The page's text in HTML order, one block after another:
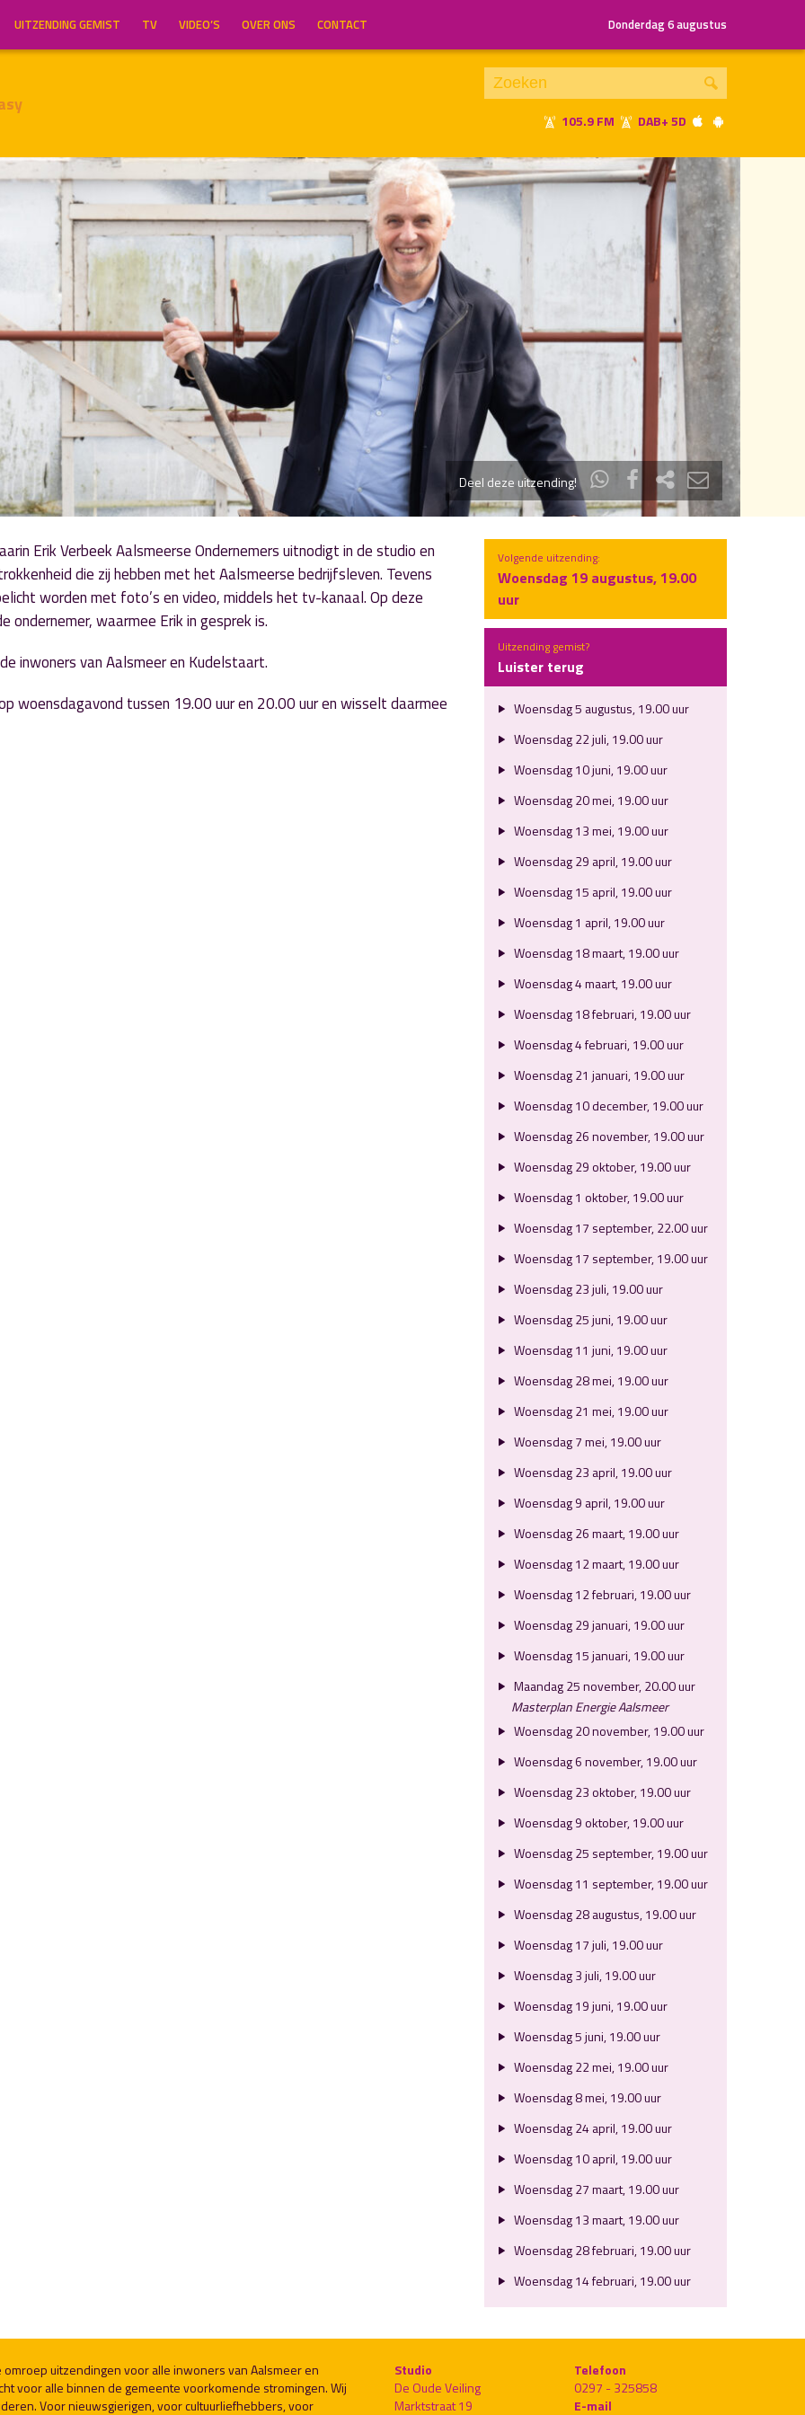
UITZENDING GEMIST TV VIDEO’S OVER ONS CONTACT Donderdag 6 augustus
105.9 FM DAB+ 5D
Je luistert nu naaruur 1 van 1
Volgend uur »
Deel deze uitzending!
Erik Verbeek Aalsmeerse Ondernemers uitnodigt in de studio en
die zij hebben met het Aalsmeerse bedrijfsleven. Tevens
worden met foto’s en video, middels het tv-kanaal. Op deze
ondernemer, waarmee Erik in gesprek is.
inwoners van Aalsmeer en Kudelstaart.
woensdagavond tussen 19.00 uur en 20.00 uur en wisselt daarmee
Volgende uitzending:
Woensdag 19 augustus, 19.00
uur
Uitzending gemist?
Luister terug
Woensdag 5 augustus, 19.00 uur
Woensdag 22 juli, 19.00 uur
Woensdag 10 juni, 19.00 uur
Woensdag 20 mei, 19.00 uur
Woensdag 13 mei, 19.00 uur
Woensdag 29 april, 19.00 uur
Woensdag 15 april, 19.00 uur
Woensdag 1 april, 19.00 uur
Woensdag 18 maart, 19.00 uur
Woensdag 4 maart, 19.00 uur
Woensdag 18 februari, 19.00 uur
Woensdag 4 februari, 19.00 uur
Woensdag 21 januari, 19.00 uur
Woensdag 10 december, 19.00 uur
Woensdag 26 november, 19.00 uur
Woensdag 29 oktober, 19.00 uur
Woensdag 1 oktober, 19.00 uur
Woensdag 17 september, 22.00 uur
Woensdag 17 september, 19.00 uur
Woensdag 23 juli, 19.00 uur
Woensdag 25 juni, 19.00 uur
Woensdag 11 juni, 19.00 uur
Woensdag 28 mei, 19.00 uur
Woensdag 21 mei, 19.00 uur
Woensdag 7 mei, 19.00 uur
Woensdag 23 april, 19.00 uur
Woensdag 9 april, 19.00 uur
Woensdag 26 maart, 19.00 uur
Woensdag 12 maart, 19.00 uur
Woensdag 12 februari, 19.00 uur
Woensdag 29 januari, 19.00 uur
Woensdag 15 januari, 19.00 uur
Maandag 25 november, 20.00 uur
Masterplan Energie Aalsmeer
Woensdag 20 november, 19.00 uur
Woensdag 6 november, 19.00 uur
Woensdag 23 oktober, 19.00 uur
Woensdag 9 oktober, 19.00 uur
Woensdag 25 september, 19.00 uur
Woensdag 11 september, 19.00 uur
Woensdag 28 augustus, 19.00 uur
Woensdag 17 juli, 19.00 uur
Woensdag 3 juli, 19.00 uur
Woensdag 19 juni, 19.00 uur
Woensdag 5 juni, 19.00 uur
Woensdag 22 mei, 19.00 uur
Woensdag 8 mei, 19.00 uur
Woensdag 24 april, 19.00 uur
Woensdag 10 april, 19.00 uur
Woensdag 27 maart, 19.00 uur
Woensdag 13 maart, 19.00 uur
Woensdag 28 februari, 19.00 uur
Woensdag 14 februari, 19.00 uur
uitzendingen voor alle inwoners van Aalsmeer en
voor alle binnen de gemeente voorkomende stromingen. Wij
Voor nieuwsgierigen, voor cultuurliefhebbers, voor
Studio
De Oude Veiling
Marktstraat 19
Telefoon
0297 - 325858
E-mail